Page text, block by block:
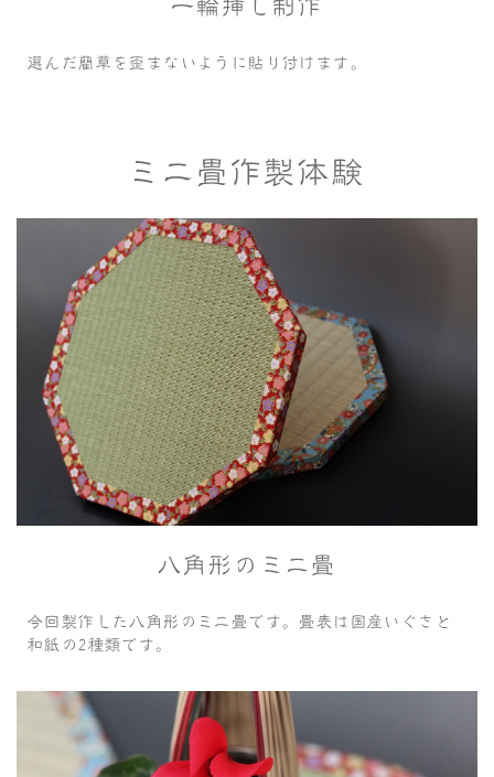
一輪挿し制作
選んだ藺草を歪まないように貼り付けます。
ミニ畳作製体験
八角形のミニ畳
今回製作した八角形のミニ畳です。畳表は国産いぐさと
和紙の2種類です。